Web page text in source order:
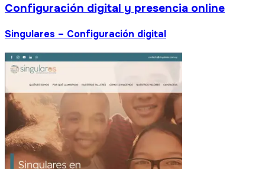
Configuración digital y presencia online
Singulares – Configuración digital